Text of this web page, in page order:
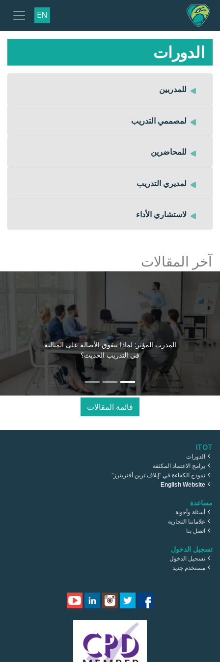
EN
الدورات
آخر المقالات
المدرب المؤثر: لماذا تتفوق الأصالة على المثالية
في التدريب الحديث؟
قائمة المقالات
ITOT
الدورات
برامج الاعتماد المكثفة
نموذج الكفاءة في “إيلاف ترين أفترينرز”
English Website
مساعدة
أسئلة وأجوبة
علاماتنا التجارية
اتصل بنا
تسجيل الدخول
تسجيل الدخول
مستخدم جديد